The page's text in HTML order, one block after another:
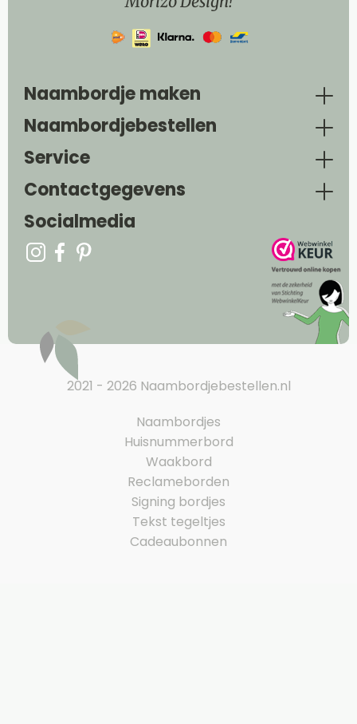
Naambordje maken
Naambordjebestellen
Service
Contactgegevens
Socialmedia
2021 - 2026 Naambordjebestellen.nl
Naambordjes
Huisnummerbord
Waakbord
Reclameborden
Signing bordjes
Tekst tegeltjes
Cadeaubonnen